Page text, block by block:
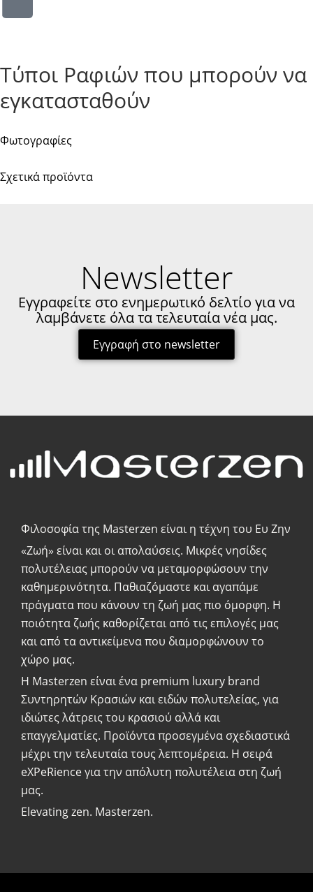
Τύποι Ραφιών που μπορούν να
εγκατασταθούν
Φωτογραφίες
Σχετικά προϊόντα
Newsletter
Εγγραφείτε στο ενημερωτικό δελτίο για να
λαμβάνετε όλα τα τελευταία νέα μας.
Εγγραφή στο newsletter
Φιλοσοφία της Masterzen είναι η τέχνη του Ευ Ζην
«Zωή» είναι και οι απολαύσεις. Μικρές νησίδες
πολυτέλειας μπορούν να μεταμορφώσουν την
καθημερινότητα. Παθιαζόμαστε και αγαπάμε
πράγματα που κάνουν τη ζωή μας πιο όμορφη. Η
ποιότητα ζωής καθορίζεται από τις επιλογές μας
και από τα αντικείμενα που διαμορφώνουν το
χώρο μας.
Η Masterzen είναι ένα premium luxury brand
Συντηρητών Κρασιών και ειδών πολυτελείας, για
ιδιώτες λάτρεις του κρασιού αλλά και
επαγγελματίες. Προϊόντα προσεγμένα σχεδιαστικά
μέχρι την τελευταία τους λεπτομέρεια. Η σειρά
eXPeRience για την απόλυτη πολυτέλεια στη ζωή
μας.
Elevating zen. Masterzen.